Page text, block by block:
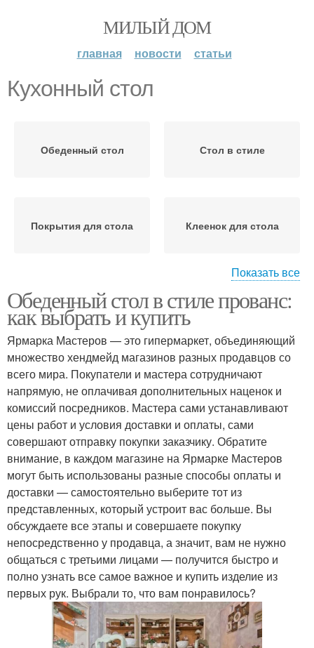
МИЛЫЙ ДОМ
главная новости статьи
Кухонный стол
Обеденный стол Стол в стиле
Покрытия для стола Клеенок для стола
Стол на кухне Стол по размеру
Стол для красоты Стол на кухню
Кухонные столы Обеденные столы
Кухонные мелочи Кухонный гарнитур
Показать все
Обеденный стол в стиле прованс:
как выбрать и купить
Ярмарка Мастеров — это гипермаркет, объединяющий
множество хендмейд магазинов разных продавцов со
всего мира. Покупатели и мастера сотрудничают
напрямую, не оплачивая дополнительных наценок и
комиссий посредников. Мастера сами устанавливают
цены работ и условия доставки и оплаты, сами
совершают отправку покупки заказчику. Обратите
внимание, в каждом магазине на Ярмарке Мастеров
могут быть использованы разные способы оплаты и
доставки — самостоятельно выберите тот из
представленных, который устроит вас больше. Вы
обсуждаете все этапы и совершаете покупку
непосредственно у продавца, а значит, вам не нужно
общаться с третьими лицами — получится быстро и
полно узнать все самое важное и купить изделие из
первых рук. Выбрали то, что вам понравилось?